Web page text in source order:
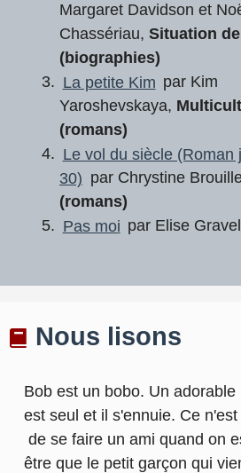
Margaret Davidson et
Chassériau, Situation
(biographies)
La petite Kim par Kim
Yaroshevskaya,
(romans)
Le vol du siècle (Roman
30) par Chrystine
(romans)
Pas moi par Elise
Nous lisons
Bob est un bobo. Un
est seul et il s'ennuie. Ce
de se faire un ami quand on
être que le petit garçon qui